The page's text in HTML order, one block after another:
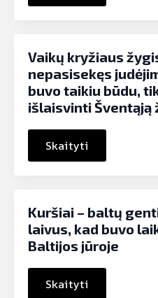
Vaikų kryžiaus
nepasisekęs
buvo taikiu būdu,
išlaisvinti Šventąją
Skaityti
Kuršiai – baltų
laivus, kad buvo
Baltijos jūroje
Skaityti